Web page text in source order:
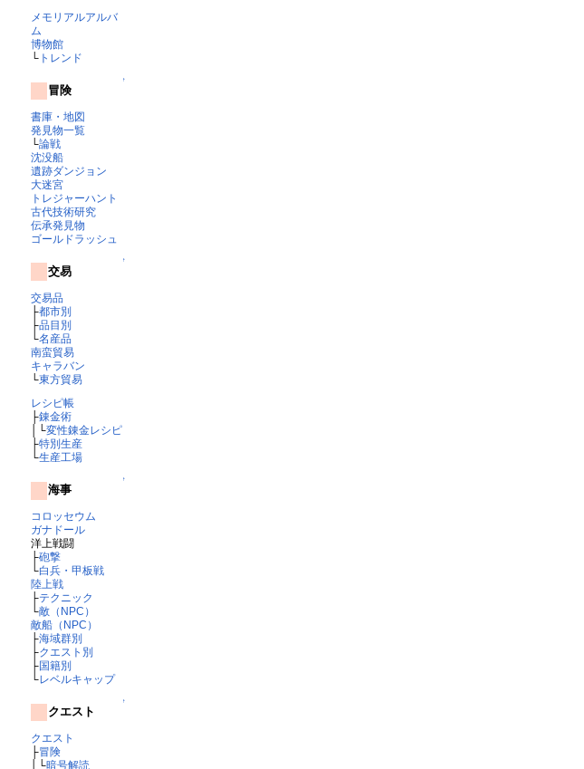
メモリアルアルバ
ム
博物館
└トレンド
↑
冒険
書庫・地図
発見物一覧
└論戦
沈没船
遺跡ダンジョン
大迷宮
トレジャーハント
古代技術研究
伝承発見物
ゴールドラッシュ
↑
交易
交易品
├都市別
├品目別
└名産品
南蛮貿易
キャラバン
└東方貿易
レシピ帳
├錬金術
│└変性錬金レシピ
├特別生産
└生産工場
↑
海事
コロッセウム
ガナドール
洋上戦闘
├砲撃
└白兵・甲板戦
陸上戦
├テクニック
└敵（NPC）
敵船（NPC）
├海域群別
├クエスト別
├国籍別
└レベルキャップ
↑
クエスト
クエスト
├冒険
│└暗号解読